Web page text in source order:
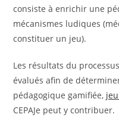
consiste à enrichir une
mécanismes ludiques
constituer un jeu).
Les résultats du
évalués afin de
pédagogique gamifiée,
CEPAJe peut y contribuer.